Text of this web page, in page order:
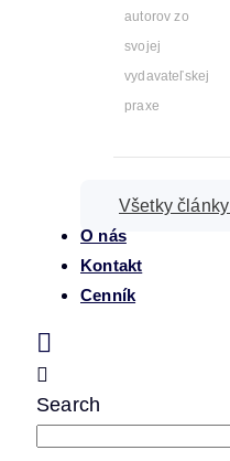
autorov zo
svojej
vydavateľskej
praxe
Všetky články
O nás
Kontakt
Cenník
Search